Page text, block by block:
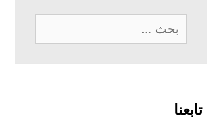
عن:
تابعنا